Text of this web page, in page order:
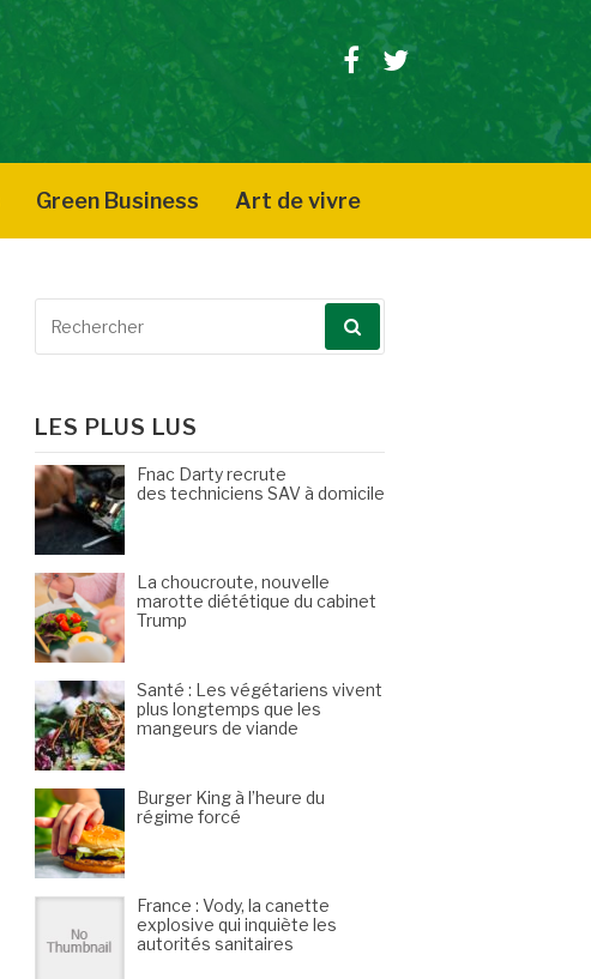
Facebook
Twitter
Green Business Art de vivre
LES PLUS LUS
Fnac Darty recrute
des techniciens SAV à domicile
La choucroute, nouvelle
marotte diététique du cabinet
Trump
Santé : Les végétariens vivent
plus longtemps que les
mangeurs de viande
Burger King à l’heure du
régime forcé
France : Vody, la canette
explosive qui inquiète les
autorités sanitaires